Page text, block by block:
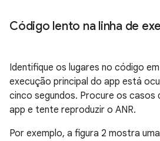
Código lento na linha de
Identifique os lugares no código
execução principal do app está
cinco segundos. Procure os casos
app e tente reproduzir o ANR.
Por exemplo, a figura 2 mostra